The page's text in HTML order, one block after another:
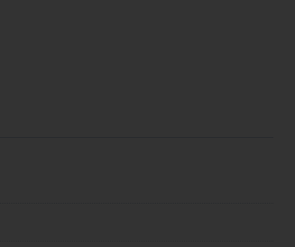
kann. Die erste Service-